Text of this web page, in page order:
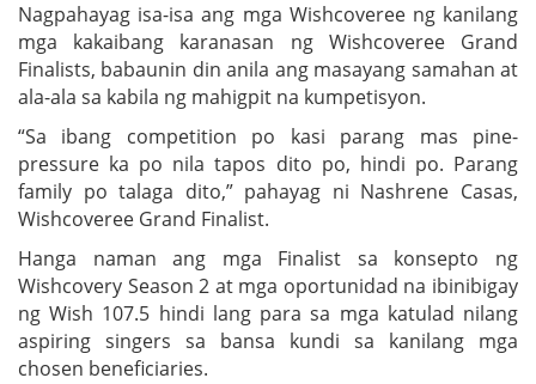
Nagpahayag isa-isa ang mga Wishcoveree ng kanilang
mga kakaibang karanasan ng Wishcoveree Grand
Finalists, babaunin din anila ang masayang samahan at
ala-ala sa kabila ng mahigpit na kumpetisyon.
“Sa ibang competition po kasi parang mas pine-
pressure ka po nila tapos dito po, hindi po. Parang
family po talaga dito,” pahayag ni Nashrene Casas,
Wishcoveree Grand Finalist.
Hanga naman ang mga Finalist sa konsepto ng
Wishcovery Season 2 at mga oportunidad na ibinibigay
ng Wish 107.5 hindi lang para sa mga katulad nilang
aspiring singers sa bansa kundi sa kanilang mga
chosen beneficiaries.